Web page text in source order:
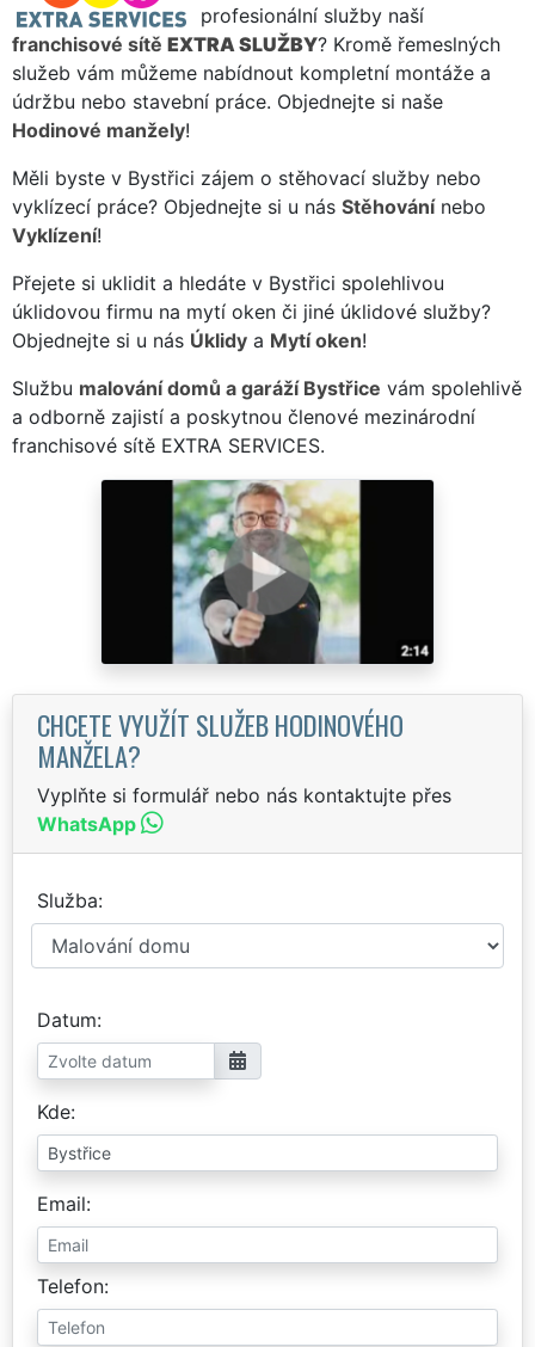
profesionální služby naší
franchisové sítě EXTRA SLUŽBY? Kromě řemeslných
služeb vám můžeme nabídnout kompletní montáže a
údržbu nebo stavební práce. Objednejte si naše
Hodinové manžely!
Měli byste v Bystřici zájem o stěhovací služby nebo
vyklízecí práce? Objednejte si u nás Stěhovánínebo
Vyklízení!
Přejete si uklidit a hledáte v Bystřici spolehlivou
úklidovou firmu na mytí oken či jiné úklidové služby?
Objednejte si u nás Úklidy a Mytí oken!
Službu malování domů a garáží Bystřice vám spolehlivě
a odborně zajistí a poskytnou členové mezinárodní
franchisové sítě EXTRA SERVICES.
CHCETE VYUŽÍT SLUŽEB HODINOVÉHO
MANŽELA?
Vyplňte si formulář nebo nás kontaktujte přes
WhatsApp
Služba
Datum
Kde
Email
Telefon